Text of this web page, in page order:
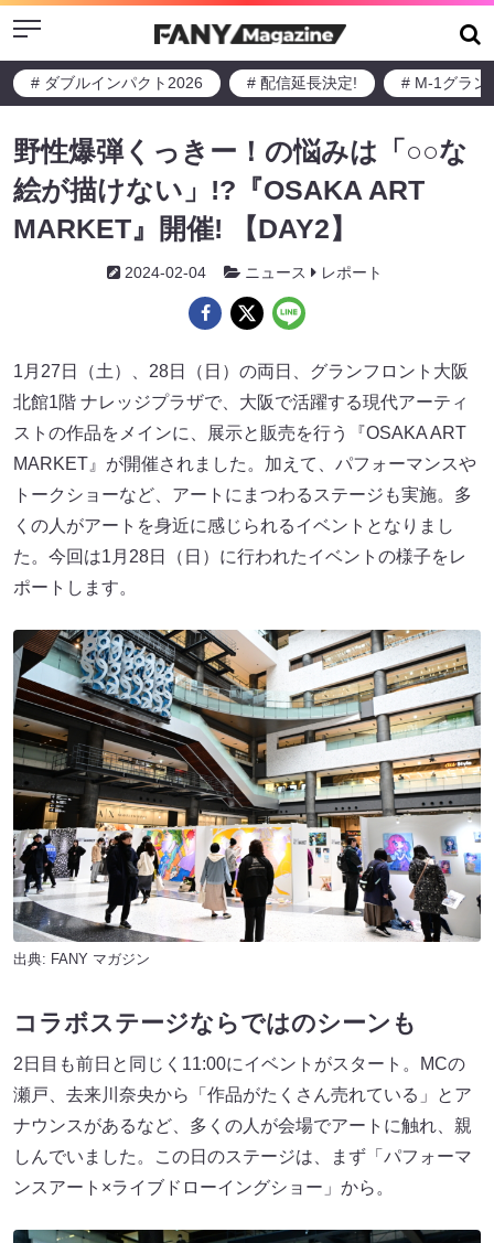
Menu
# ダブルインパクト2026 # 配信延長決定! # M-1グラン
野性爆弾くっきー！の悩みは「○○な
絵が描けない」!?『OSAKA ART
MARKET』開催! 【DAY2】
2024-02-04 ニュース レポート
1月27日（土）、28日（日）の両日、グランフロント大阪
北館1階 ナレッジプラザで、大阪で活躍する現代アーティ
ストの作品をメインに、展示と販売を行う『OSAKA ART
MARKET』が開催されました。加えて、パフォーマンスや
トークショーなど、アートにまつわるステージも実施。多
くの人がアートを身近に感じられるイベントとなりまし
た。今回は1月28日（日）に行われたイベントの様子をレ
ポートします。
出典: FANY マガジン
コラボステージならではのシーンも
2日目も前日と同じく11:00にイベントがスタート。MCの
瀬戸、去来川奈央から「作品がたくさん売れている」とア
ナウンスがあるなど、多くの人が会場でアートに触れ、親
しんでいました。この日のステージは、まず「パフォーマ
ンスアート×ライブドローイングショー」から。